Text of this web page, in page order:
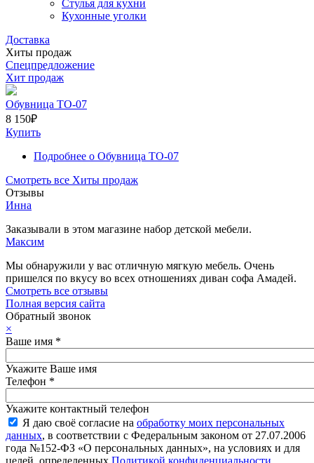
Стулья для кухни
Кухонные уголки
Доставка
Хиты продаж
Спецпредложение
Хит продаж
Обувница ТО-07
8 150₽
Купить
Подробнее о Обувница ТО-07
Смотреть все Хиты продаж
Отзывы
Инна
Заказывали в этом магазине набор детской мебели.
Максим
Мы обнаружили у вас отличную мягкую мебель. Очень
пришелся по вкусу во всех отношениях диван софа Амадей.
Смотреть все отзывы
Полная версия сайта
Обратный звонок
×
Ваше имя *
Укажите Ваше имя
Телефон *
Укажите контактный телефон
Я даю своё согласие на обработку моих персональных
данных, в соответствии с Федеральным законом от 27.07.2006
года №152-ФЗ «О персональных данных», на условиях и для
целей, определенных Политикой конфиденциальности